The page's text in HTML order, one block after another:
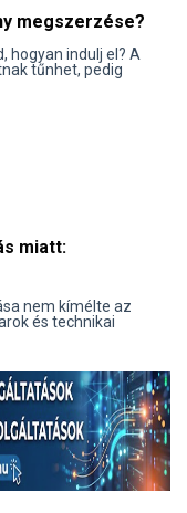
megszerzése?
hogyan indulj el? A
tűnhet, pedig
miatt:
nem kímélte az
és technikai